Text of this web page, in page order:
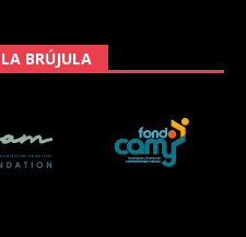
BRÚJULA